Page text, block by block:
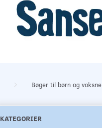
Bøger til børn og voksne
KATEGORIER